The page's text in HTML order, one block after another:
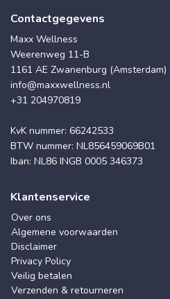
Contactgegevens
Maxx Wellness
Weerenweg 11-B
1161 AE Zwanenburg (Amsterdam)
info@maxxwellness.nl
+31 204970819
KvK nummer: 66242533
BTW nummer: NL856459069B01
Iban: NL86 INGB 0005 346373
Klantenservice
Over ons
Algemene voorwaarden
Disclaimer
Privacy Policy
Veilig betalen
Verzenden & retourneren